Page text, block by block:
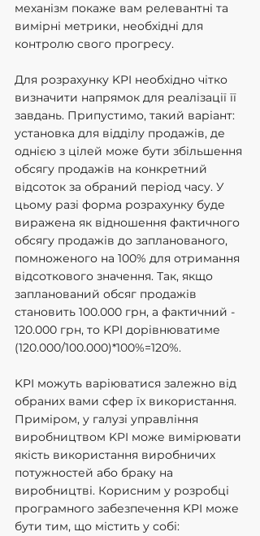
механізм покаже вам релевантні та
вимірні метрики, необхідні для
контролю свого прогресу.
Для розрахунку KPI необхідно чітко
визначити напрямок для реалізації її
завдань. Припустимо, такий варіант:
установка для відділу продажів, де
однією з цілей може бути збільшення
обсягу продажів на конкретний
відсоток за обраний період часу. У
цьому разі форма розрахунку буде
виражена як відношення фактичного
обсягу продажів до запланованого,
помноженого на 100% для отримання
відсоткового значення. Так, якщо
запланований обсяг продажів
становить 100.000 грн, а фактичний -
120.000 грн, то KPI дорівнюватиме
(120.000/100.000)*100%=120%.
KPI можуть варіюватися залежно від
обраних вами сфер їх використання.
Приміром, у галузі управління
виробництвом KPI може вимірювати
якість використання виробничих
потужностей або браку на
виробництві. Корисним у розробці
програмного забезпечення KPI може
бути тим, що містить у собі: